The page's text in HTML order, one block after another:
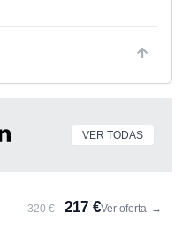
VER TODAS
320 € 217 €Ver oferta →